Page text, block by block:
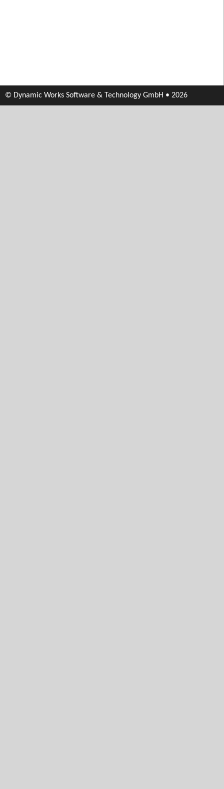
© Dynamic Works Software & Technology GmbH • 2026